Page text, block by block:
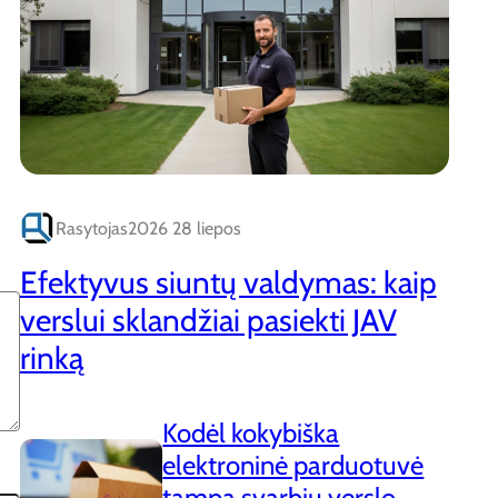
Rasytojas2026 28 liepos
Efektyvus siuntų valdymas: kaip
verslui sklandžiai pasiekti JAV
rinką
Kodėl kokybiška
elektroninė parduotuvė